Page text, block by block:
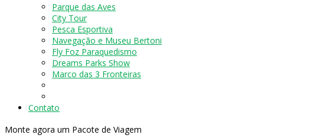
Parque das Aves
City Tour
Pesca Esportiva
Navegação e Museu Bertoni
Fly Foz Paraquedismo
Dreams Parks Show
Marco das 3 Fronteiras
Contato
Monte agora um Pacote de Viagem